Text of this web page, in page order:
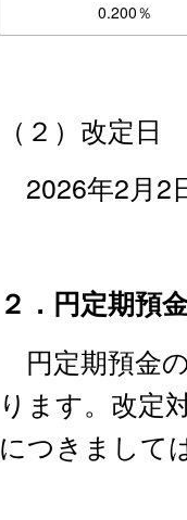
0.200％
（２）改定日
2026年2月2
２．円定期預
円定期預金
ります。改定
につきまして